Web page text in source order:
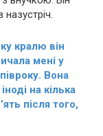
кралю він
мені у
Вона
на кілька
після того,